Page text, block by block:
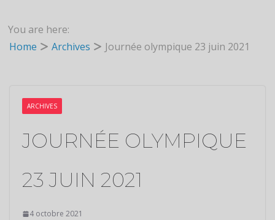
You are here:
Home
Archives Journée olympique 23 juin 2021
ARCHIVES
JOURNÉE OLYMPIQUE
23 JUIN 2021
4 octobre 2021